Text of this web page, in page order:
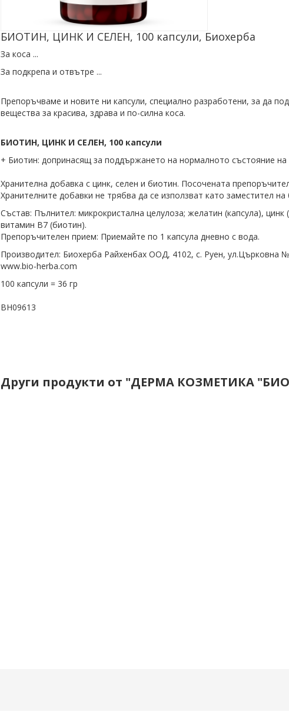
БИОТИН, ЦИНК И СЕЛЕН, 100 капсули, Биохерба
За коса ...
За подкрепа и отвътре ...
Препоръчваме и новите ни капсули, специално разработени, за да
вещества за красива, здрава и по-силна коса.
БИОТИН, ЦИНК И СЕЛЕН, 100 капсули
+ Биотин: допринасящ за поддържането на нормалното състояние на
Хранителна добавка с цинк, селен и биотин. Посочената
Хранителните добавки не трябва да се използват като заместител
Състав: Пълнител: микрокристална целулоза; желатин (капсула),
витамин В7 (биотин).
Препоръчителен прием: Приемайте по 1 капсула дневно с вода.
Производител: Биохерба Райхенбах ООД, 4102, с. Руен, ул.Църковна
www.bio-herba.com
100 капсули = 36 гр
BH09613
Други продукти от "ДЕРМА КОЗМЕТИКА